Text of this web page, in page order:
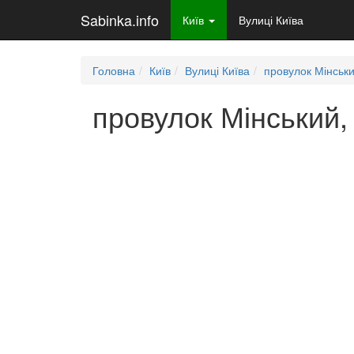
Sabinka.info Київ Вулиці Київа
Головна Київ Вулиці Київа провулок
провулок